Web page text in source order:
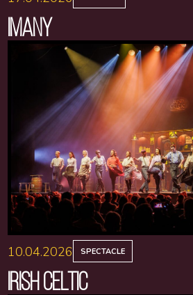
IMANY
10.04.2026 SPECTACLE
IRISH CELTIC